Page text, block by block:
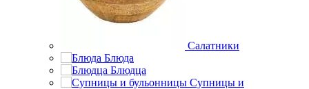
Салатники
Блюда
Блюдца
Супницы и